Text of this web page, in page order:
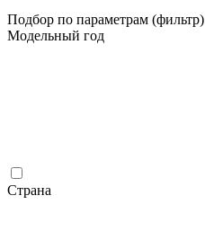
Подбор по параметрам (фильтр)
Модельный год
Страна